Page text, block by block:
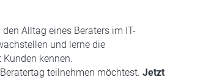
Alltag eines Beraters im IT-
und lerne die
kennen.
teilnehmen möchtest. Jetzt